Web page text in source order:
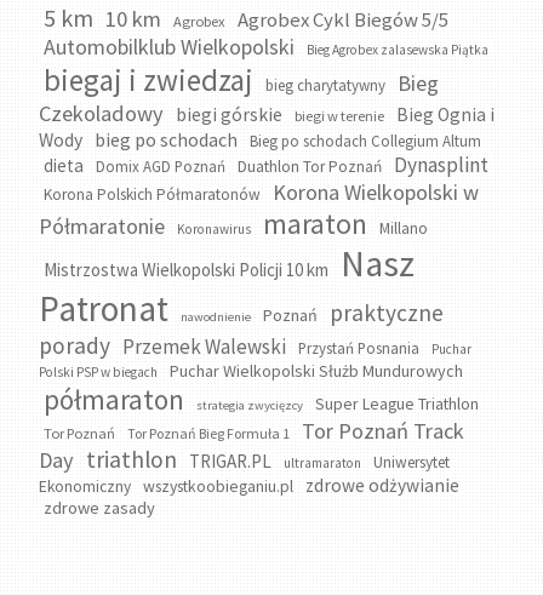
5 km 10 km Agrobex Agrobex Cykl Biegów 5/5
Automobilklub Wielkopolski Bieg Agrobex zalasewska Piątka
biegaj i zwiedzaj bieg charytatywny
Bieg
Czekoladowy
biegi górskie biegi w terenie
Bieg Ognia i
Wody bieg po schodach Bieg po schodach Collegium Altum
dieta Domix AGD Poznań Duathlon Tor Poznań Dynasplint
Korona Polskich Półmaratonów
Korona Wielkopolski w
Półmaratonie
Koronawirus maraton Millano
Mistrzostwa Wielkopolski Policji 10 km
Nasz
Patronat
nawodnienie Poznań
praktyczne
porady Przemek Walewski Przystań Posnania
Puchar
Polski PSP w biegach
Puchar Wielkopolski Służb Mundurowych
półmaraton strategia zwycięzcy Super League Triathlon
Tor Poznań Tor Poznań Bieg Formuła 1
Tor Poznań Track
Day triathlon TRIGAR.PL ultramaraton
Uniwersytet
Ekonomiczny
wszystkoobieganiu.pl zdrowe odżywianie
zdrowe zasady